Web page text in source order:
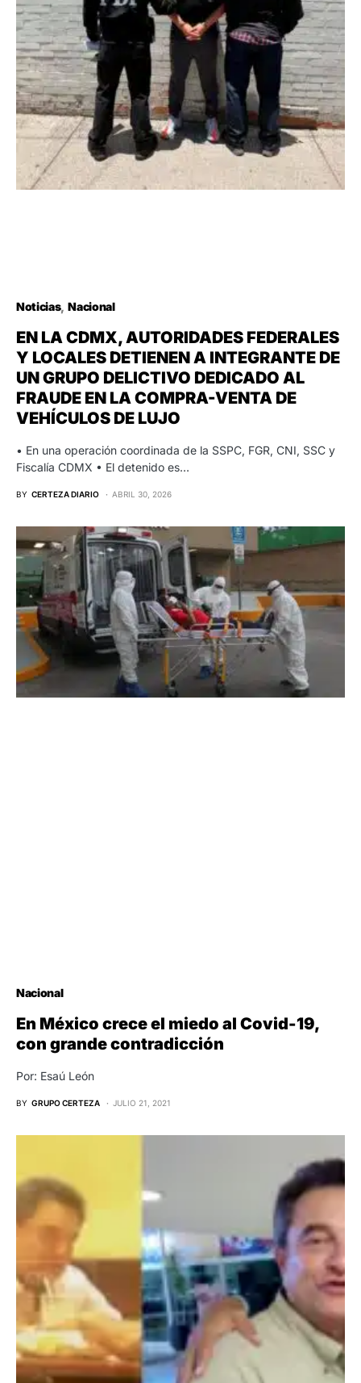
Noticias Nacional
EN LA CDMX, AUTORIDADES FEDERALES
Y LOCALES DETIENEN A INTEGRANTE DE
UN GRUPO DELICTIVO DEDICADO AL
FRAUDE EN LA COMPRA-VENTA DE
VEHÍCULOS DE LUJO
• En una operación coordinada de la SSPC, FGR, CNI, SSC y
Fiscalía CDMX • El detenido es…
BY CERTEZA DIARIO ABRIL 30, 2026
Nacional
En México crece el miedo al Covid-19,
con grande contradicción
Por: Esaú León
BY GRUPO CERTEZA JULIO 21, 2021